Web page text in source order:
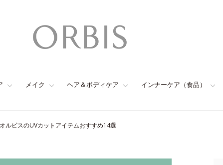
メイク ヘア＆ボディケア インナーケア（食品）
ルビスのUVカットアイテムおすすめ14選